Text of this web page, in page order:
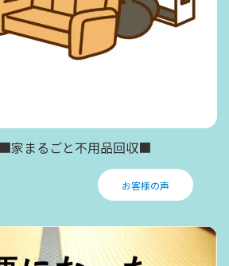
家まるごと不用品回収■
お客様の声